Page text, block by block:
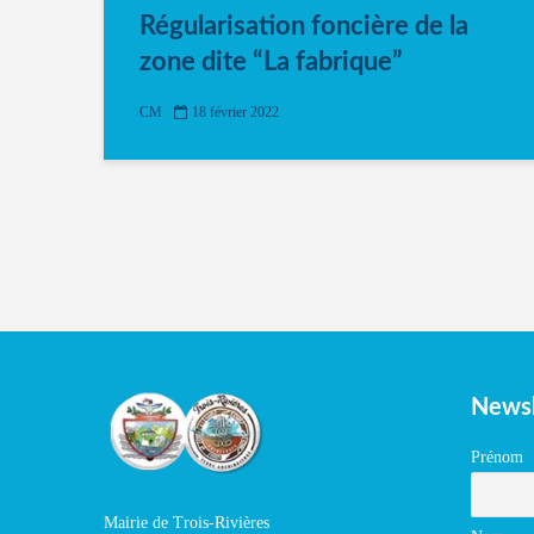
Régularisation foncière de la
zone dite “La fabrique”
CM 18 février 2022
Mairie de Trois-Rivières
Prénom